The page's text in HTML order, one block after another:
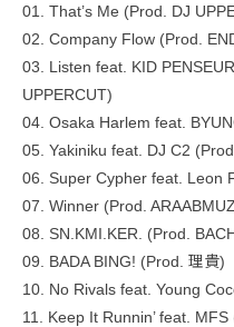
01. That’s Me (Prod. DJ
02. Company Flow (Prod.
03. Listen feat. KID
UPPERCUT)
04. Osaka Harlem feat.
05. Yakiniku feat. DJ C2
06. Super Cypher feat. Leon
07. Winner (Prod.
08. SN.KMI.KER. (Prod.
09. BADA BING! (Prod. 理貴)
10. No Rivals feat. Young
11. Keep It Runnin’ feat.